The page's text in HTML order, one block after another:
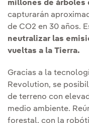
millones de árboles
capturarán
de CO2 en 30 años.
neutralizar las
vueltas a la Tierra.
Gracias a la
Revolution, se
de terreno con
medio ambiente.
forestal, con la